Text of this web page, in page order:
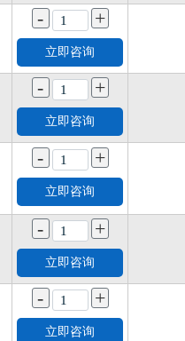
- +
立即咨询
- +
立即咨询
- +
立即咨询
- +
立即咨询
- +
立即咨询